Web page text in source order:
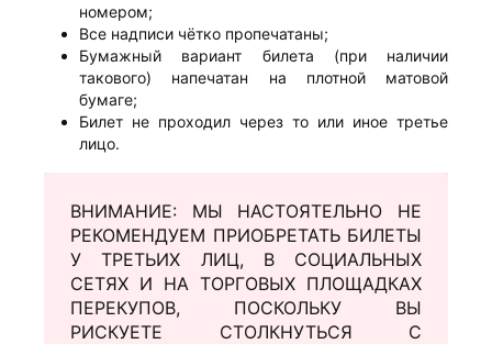
номером;
Все надписи чётко пропечатаны;
Бумажный вариант билета (при наличии
такового) напечатан на плотной матовой
бумаге;
Билет не проходил через то или иное третье
лицо.
ВНИМАНИЕ: МЫ НАСТОЯТЕЛЬНО НЕ
РЕКОМЕНДУЕМ ПРИОБРЕТАТЬ БИЛЕТЫ
У ТРЕТЬИХ ЛИЦ, В СОЦИАЛЬНЫХ
СЕТЯХ И НА ТОРГОВЫХ ПЛОЩАДКАХ
ПЕРЕКУПОВ, ПОСКОЛЬКУ ВЫ
РИСКУЕТЕ СТОЛКНУТЬСЯ С